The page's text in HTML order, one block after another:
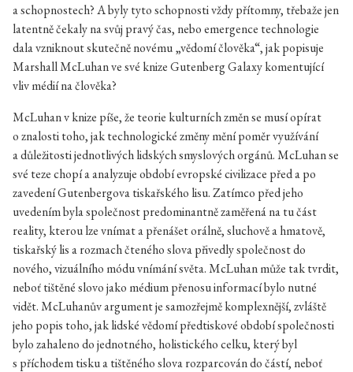
a schopnostech? A byly tyto schopnosti vždy přítomny, třebaže jen
latentně čekaly na svůj pravý čas, nebo emergence technologie
dala vzniknout skutečně novému „vědomí člověka“, jak popisuje
Marshall McLuhan ve své knize Gutenberg Galaxy komentující
vliv médií na člověka?
McLuhan v knize píše, že teorie kulturních změn se musí opírat
o znalosti toho, jak technologické změny mění poměr využívání
a důležitosti jednotlivých lidských smyslových orgánů. McLuhan se
své teze chopí a analyzuje období evropské civilizace před a po
zavedení Gutenbergova tiskařského lisu. Zatímco před jeho
uvedením byla společnost predominantně zaměřená na tu část
reality, kterou lze vnímat a přenášet orálně, sluchově a hmatově,
tiskařský lis a rozmach čteného slova přivedly společnost do
nového, vizuálního módu vnímání světa. McLuhan může tak tvrdit,
neboť tištěné slovo jako médium přenosu informací bylo nutné
vidět. McLuhanův argument je samozřejmě komplexnější, zvláště
jeho popis toho, jak lidské vědomí předtiskové období společnosti
bylo zahaleno do jednotného, holistického celku, který byl
s příchodem tisku a tištěného slova rozparcován do částí, neboť